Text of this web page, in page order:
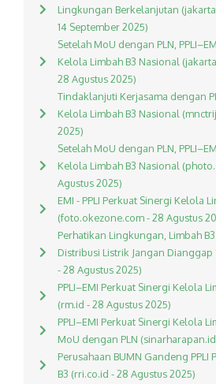
Lingkungan Berkelanjutan
14 September 2025)
Setelah MoU dengan PLN,
Kelola Limbah B3 Nasional
28 Agustus 2025)
Tindaklanjuti Kerjasama dengan
Kelola Limbah B3 Nasional
2025)
Setelah MoU dengan PLN,
Kelola Limbah B3 Nasional
Agustus 2025)
EMI - PPLI Perkuat Sinergi Kelola
(foto.okezone.com - 28 Agustus
Perhatikan Lingkungan, Limbah
Distribusi Listrik Jangan
- 28 Agustus 2025)
PPLI–EMI Perkuat Sinergi Kelola
(rm.id - 28 Agustus 2025)
PPLI–EMI Perkuat Sinergi Kelola
MoU dengan PLN
Perusahaan BUMN Gandeng PPLI
B3 (rri.co.id - 28 Agustus 2025)